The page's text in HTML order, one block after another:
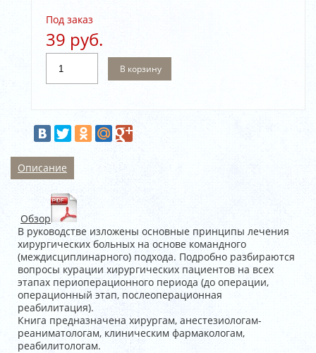
Под заказ
39 руб.
В корзину
Описание
Обзор
В руководстве изложены основные принципы лечения
хирургических больных на основе командного
(междисциплинарного) подхода. Подробно разбираются
вопросы курации хирургических пациентов на всех
этапах периоперационного периода (до операции,
операционный этап, послеоперационная
реабилитация).
Книга предназначена хирургам, анестезиологам-
реаниматологам, клиническим фармакологам,
реабилитологам.